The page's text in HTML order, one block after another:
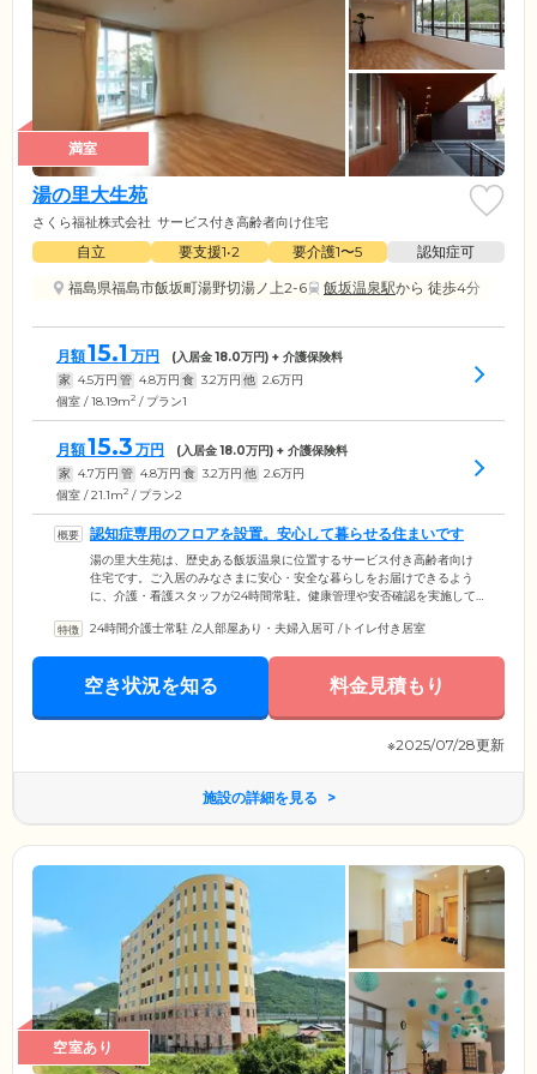
満室
湯の里大生苑
さくら福祉株式会社 サービス付き高齢者向け住宅
自立 要支援1•2 要介護1〜5
認知症可
福島県福島市飯坂町湯野切湯ノ上2-6
飯坂温泉駅から 徒歩4分
月額15.1 万円 (入居金18.0万円) + 介護保険料
家 4.5万円 管 4.8万円 食 3.2万円 他 2.6万円
個室 / 18.19m2 / プラン1
月額15.3 万円 (入居金18.0万円) + 介護保険料
家 4.7万円 管 4.8万円 食 3.2万円 他 2.6万円
個室 / 21.1m2 / プラン2
認知症専用のフロアを設置。安心して暮らせる住まいです
湯の里大生苑は、歴史ある飯坂温泉に位置するサービス付き高齢者向け
住宅です。ご入居のみなさまに安心・安全な暮らしをお届けできるよう
に、介護・看護スタッフが24時間常駐。健康管理や安否確認を実施して
生活相談を承っています。また、認知症の方専用フロアを設置。スタッ
に、介護が必要な方は、定期巡回や随時対応型訪問介護看護サービスの
ご利用が可能。「ひとり暮らしを続けるのが不安」「夫婦ふたりで安心
24時間介護士常駐 /2人部屋あり・夫婦入居可 /トイレ付き居室
空き状況を知る 料金見積もり
※2025/07/28更新
施設の詳細を見る
空室あり